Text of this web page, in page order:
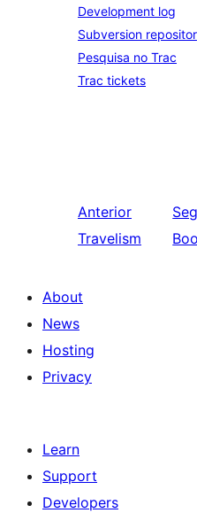
Development log
Subversion
Pesquisa no Trac
Trac tickets
Anterior
Travelism
About
News
Hosting
Privacy
Learn
Support
Developers